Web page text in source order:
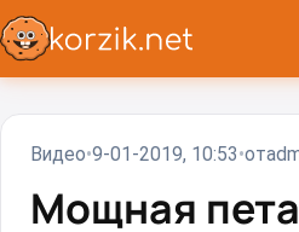
Видео 9-01-2019, 10:53 от
Мощная